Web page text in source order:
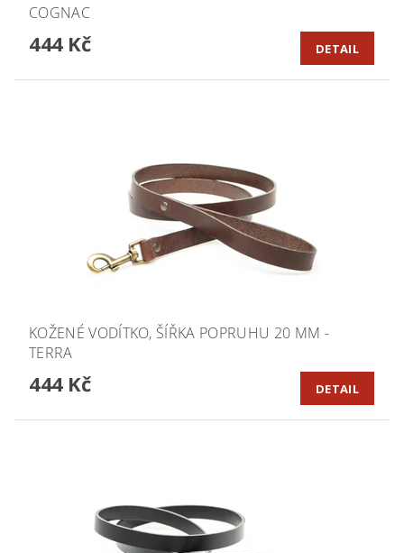
COGNAC
444 Kč DETAIL
KOŽENÉ VODÍTKO, ŠÍŘKA POPRUHU 20 MM -
TERRA
444 Kč DETAIL